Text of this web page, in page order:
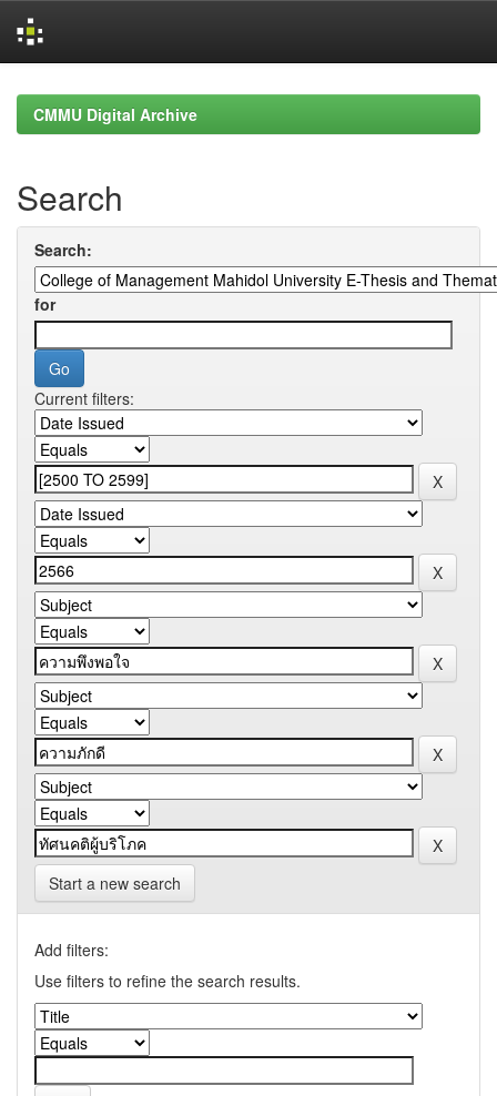
navigationCMMU Digital Archive
Search
Search:
for
Current filters:
Start a new search
Add filters:
Use filters to refine the search results.